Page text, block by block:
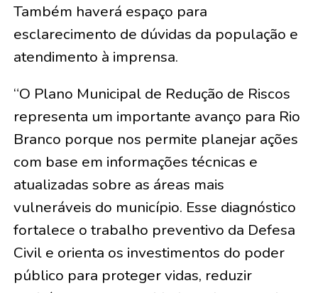
Também haverá espaço para
esclarecimento de dúvidas da população e
atendimento à imprensa.
“O Plano Municipal de Redução de Riscos
representa um importante avanço para Rio
Branco porque nos permite planejar ações
com base em informações técnicas e
atualizadas sobre as áreas mais
vulneráveis do município. Esse diagnóstico
fortalece o trabalho preventivo da Defesa
Civil e orienta os investimentos do poder
público para proteger vidas, reduzir